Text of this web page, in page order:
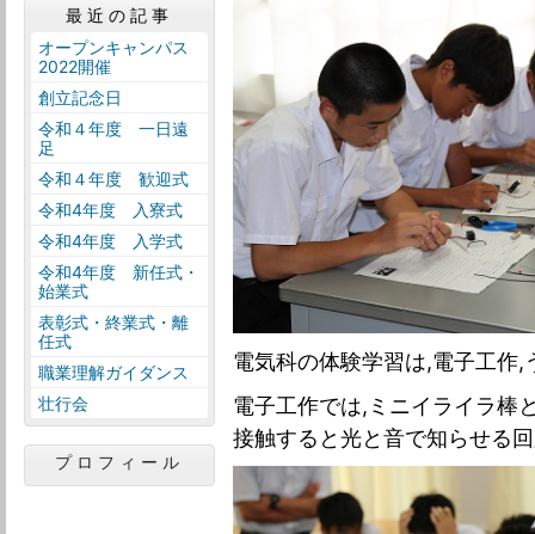
電気科の体験学習は,電子工作,
電子工作では,ミニイライラ棒
接触すると光と音で知らせる
最近の記事
オープンキャンパス
2022開催
創立記念日
令和４年度 一日遠
足
令和４年度 歓迎式
令和4年度 入寮式
令和4年度 入学式
令和4年度 新任式・
始業式
表彰式・終業式・離
任式
職業理解ガイダンス
壮行会
プロフィール